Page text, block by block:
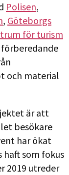
Polisen,
, Göteborgs
för turism
och material
är att
besökare
har ökat
som fokus
2019 utreder